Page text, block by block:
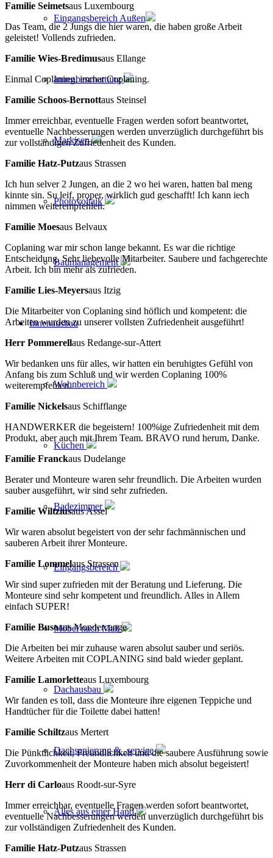
Eingangsbereich Außen
Innenbeschattung
Markisen
Photovoltaik
Baumanagement
Innenausbau
Wohnbereich
Küchen
Badezimmer
Eingangsbereich
Möbel nach Maß
Dachausbau
Dachsanierung & -service
Alles aus einer Hand
Familie Seimetsaus Luxembourg
Das Team, die 2 Jungs die hier waren, die haben große Arbeit
geleistet! Vollends zufrieden.
Familie Wies-Bredimusaus Ellange
Einmal Coplaning, immer Coplaning.
Familie Schoos-Bernottaus Steinsel
Immer erreichbar, eventuelle Fragen werden sofort beantwortet,
eventuelle Nachbesserungen werden unverzüglich durchgeführt bis
zur vollständigen Zufriedenheit des Kunden.
Familie Hatz-Putzaus Strassen
Ich hun selver 2 Jungen, an die 2 wo hei waren, hatten bal meng
kinnte sin. Su leif, proper, wirklich gud geschafft! Ich kann iech
nimmen weiterempfehlen.
Familie Moesaus Belvaux
Coplaning war mir schon lange bekannt. Es war die richtige
Entscheidung. Sehr liebevolle Mitarbeiter. Saubere und fachgerechte
Arbeit. Ich bin mehr als zufrieden.
Familie Lies-Meyersaus Itzig
Die Mitarbeiter von Coplaning sind höflich und kompetent: die
Arbeiten wurden zu unserer vollsten Zufriedenheit ausgeführt!
Herr Pommerellaus Redange-sur-Attert
Wir bedanken uns für alles, wir hatten ein beruhigtes Gefühl von
Anfang bis zum Schluß und wir werden Coplaning 100%
weiterempfehlen.
Familie Nickelsaus Schifflange
HANDWERKER die begeistern! 100%ige Zufriedenheit mit dem
Produkt, aber auch mit Ihrem Team. BRAVO rund herum, Danke.
Familie Franckaus Dudelange
Berater und Monteure waren sehr freundlich. Die Arbeiten wurden
sauber ausgeführt, wir sind sehr zufrieden.
Familie Wiltziusaus Assel
Wir waren absolut begeistert von der sehr fachmännischen und
sauberen Arbeit ihrer Monteure.
Familie Lommelaus Strassen
Wir sind super zufrieden mit der Beratung und Lieferung. Die
Monteure sind sehr kompetent und freundlich. Alles in Allem
einfach SUPER!
Familie Busoaus Mondercange
Die Arbeiten bei mir zuhause waren absolut sauber und seriös.
Weitere Arbeiten mit COPLANING sind bald wieder geplant.
Familie Lamorletteaus Luxembourg
Wir fanden es toll, dass die Monteure ihre eigenen Teppiche und
Handtücher für die Toilette dabei hatten!
Familie Schiltzaus Mertert
Die Pünktlichkeit, Freundlichkeit und die saubere Ausführung sowie
Zuvorkommenheit der Monteure haben mich absolut begeistert!
Herr di Carloaus Roodt-sur-Syre
Immer erreichbar, eventuelle Fragen werden sofort beantwortet,
eventuelle Nachbesserungen werden unverzüglich durchgeführt bis
zur vollständigen Zufriedenheit des Kunden.
Familie Hatz-Putzaus Strassen